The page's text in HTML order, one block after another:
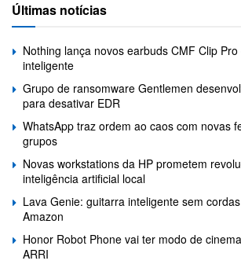
Últimas notícias
Nothing lança novos earbuds CMF Clip
inteligente
Grupo de ransomware Gentlemen
para desativar EDR
WhatsApp traz ordem ao caos com novas
grupos
Novas workstations da HP prometem
inteligência artificial local
Lava Genie: guitarra inteligente sem
Amazon
Honor Robot Phone vai ter modo de
ARRI